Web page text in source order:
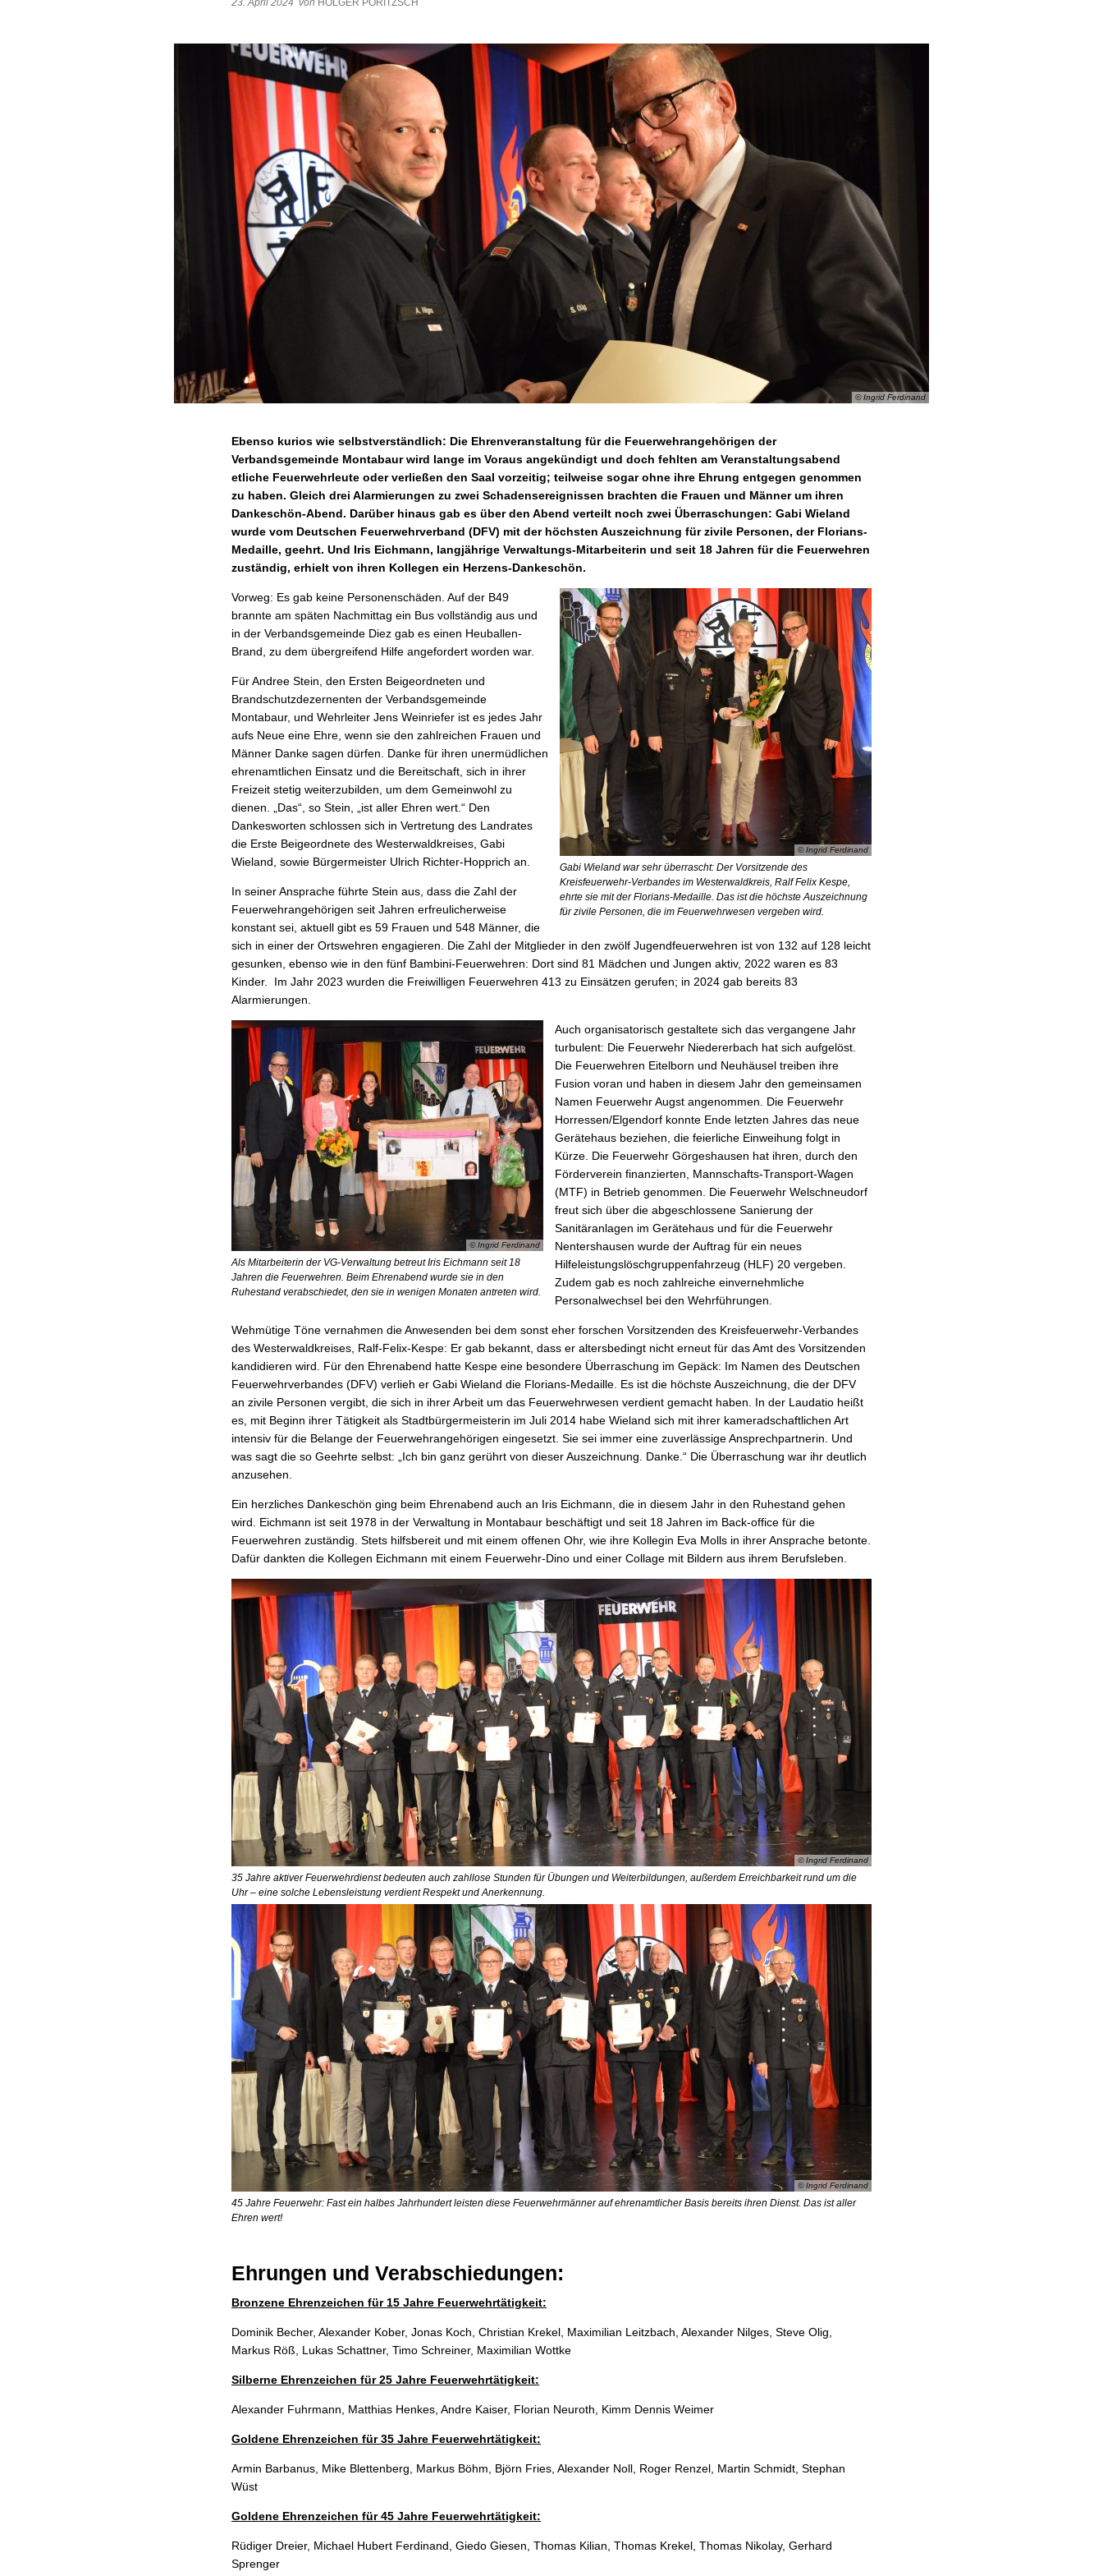
Termine Schadensmelder
Wasser & Abwasser
Beauftragte
Mobilität
23. April 2024 von HOLGER PÖRITZSCH
© Ingrid Ferdinand
Ebenso kurios wie selbstverständlich: Die Ehrenveranstaltung für die Feuerwehrangehörigen der
Verbandsgemeinde Montabaur wird lange im Voraus angekündigt und doch fehlten am Veranstaltungsabend
etliche Feuerwehrleute oder verließen den Saal vorzeitig; teilweise sogar ohne ihre Ehrung entgegen genommen
zu haben. Gleich drei Alarmierungen zu zwei Schadensereignissen brachten die Frauen und Männer um ihren
Dankeschön-Abend. Darüber hinaus gab es über den Abend verteilt noch zwei Überraschungen: Gabi Wieland
wurde vom Deutschen Feuerwehrverband (DFV) mit der höchsten Auszeichnung für zivile Personen, der Florians-
Medaille, geehrt. Und Iris Eichmann, langjährige Verwaltungs-Mitarbeiterin und seit 18 Jahren für die Feuerwehren
zuständig, erhielt von ihren Kollegen ein Herzens-Dankeschön.
© Ingrid Ferdinand
Gabi Wieland war sehr überrascht: Der Vorsitzende des
Kreisfeuerwehr-Verbandes im Westerwaldkreis, Ralf Felix Kespe,
ehrte sie mit der Florians-Medaille. Das ist die höchste Auszeichnung
für zivile Personen, die im Feuerwehrwesen vergeben wird.
Vorweg: Es gab keine Personenschäden. Auf der B49
brannte am späten Nachmittag ein Bus vollständig aus und
in der Verbandsgemeinde Diez gab es einen Heuballen-
Brand, zu dem übergreifend Hilfe angefordert worden war.
Für Andree Stein, den Ersten Beigeordneten und
Brandschutzdezernenten der Verbandsgemeinde
Montabaur, und Wehrleiter Jens Weinriefer ist es jedes Jahr
aufs Neue eine Ehre, wenn sie den zahlreichen Frauen und
Männer Danke sagen dürfen. Danke für ihren unermüdlichen
ehrenamtlichen Einsatz und die Bereitschaft, sich in ihrer
Freizeit stetig weiterzubilden, um dem Gemeinwohl zu
dienen. „Das“, so Stein, „ist aller Ehren wert.“ Den
Dankesworten schlossen sich in Vertretung des Landrates
die Erste Beigeordnete des Westerwaldkreises, Gabi
Wieland, sowie Bürgermeister Ulrich Richter-Hopprich an.
In seiner Ansprache führte Stein aus, dass die Zahl der
Feuerwehrangehörigen seit Jahren erfreulicherweise
konstant sei, aktuell gibt es 59 Frauen und 548 Männer, die
sich in einer der Ortswehren engagieren. Die Zahl der Mitglieder in den zwölf Jugendfeuerwehren ist von 132 auf 128 leicht
gesunken, ebenso wie in den fünf Bambini-Feuerwehren: Dort sind 81 Mädchen und Jungen aktiv, 2022 waren es 83
Kinder. Im Jahr 2023 wurden die Freiwilligen Feuerwehren 413 zu Einsätzen gerufen; in 2024 gab bereits 83
Alarmierungen.
© Ingrid Ferdinand
Als Mitarbeiterin der VG-Verwaltung betreut Iris Eichmann seit 18
Jahren die Feuerwehren. Beim Ehrenabend wurde sie in den
Ruhestand verabschiedet, den sie in wenigen Monaten antreten wird.
Auch organisatorisch gestaltete sich das vergangene Jahr
turbulent: Die Feuerwehr Niedererbach hat sich aufgelöst.
Die Feuerwehren Eitelborn und Neuhäusel treiben ihre
Fusion voran und haben in diesem Jahr den gemeinsamen
Namen Feuerwehr Augst angenommen. Die Feuerwehr
Horressen/Elgendorf konnte Ende letzten Jahres das neue
Gerätehaus beziehen, die feierliche Einweihung folgt in
Kürze. Die Feuerwehr Görgeshausen hat ihren, durch den
Förderverein finanzierten, Mannschafts-Transport-Wagen
(MTF) in Betrieb genommen. Die Feuerwehr Welschneudorf
freut sich über die abgeschlossene Sanierung der
Sanitäranlagen im Gerätehaus und für die Feuerwehr
Nentershausen wurde der Auftrag für ein neues
Hilfeleistungslöschgruppenfahrzeug (HLF) 20 vergeben.
Zudem gab es noch zahlreiche einvernehmliche
Personalwechsel bei den Wehrführungen.
Wehmütige Töne vernahmen die Anwesenden bei dem sonst eher forschen Vorsitzenden des Kreisfeuerwehr-Verbandes
des Westerwaldkreises, Ralf-Felix-Kespe: Er gab bekannt, dass er altersbedingt nicht erneut für das Amt des Vorsitzenden
kandidieren wird. Für den Ehrenabend hatte Kespe eine besondere Überraschung im Gepäck: Im Namen des Deutschen
Feuerwehrverbandes (DFV) verlieh er Gabi Wieland die Florians-Medaille. Es ist die höchste Auszeichnung, die der DFV
an zivile Personen vergibt, die sich in ihrer Arbeit um das Feuerwehrwesen verdient gemacht haben. In der Laudatio heißt
es, mit Beginn ihrer Tätigkeit als Stadtbürgermeisterin im Juli 2014 habe Wieland sich mit ihrer kameradschaftlichen Art
intensiv für die Belange der Feuerwehrangehörigen eingesetzt. Sie sei immer eine zuverlässige Ansprechpartnerin. Und
was sagt die so Geehrte selbst: „Ich bin ganz gerührt von dieser Auszeichnung. Danke.“ Die Überraschung war ihr deutlich
anzusehen.
Ein herzliches Dankeschön ging beim Ehrenabend auch an Iris Eichmann, die in diesem Jahr in den Ruhestand gehen
wird. Eichmann ist seit 1978 in der Verwaltung in Montabaur beschäftigt und seit 18 Jahren im Back-office für die
Feuerwehren zuständig. Stets hilfsbereit und mit einem offenen Ohr, wie ihre Kollegin Eva Molls in ihrer Ansprache betonte.
Dafür dankten die Kollegen Eichmann mit einem Feuerwehr-Dino und einer Collage mit Bildern aus ihrem Berufsleben.
© Ingrid Ferdinand
35 Jahre aktiver Feuerwehrdienst bedeuten auch zahllose Stunden für Übungen und Weiterbildungen, außerdem Erreichbarkeit rund um die
Uhr – eine solche Lebensleistung verdient Respekt und Anerkennung.
© Ingrid Ferdinand
45 Jahre Feuerwehr: Fast ein halbes Jahrhundert leisten diese Feuerwehrmänner auf ehrenamtlicher Basis bereits ihren Dienst. Das ist aller
Ehren wert!
Ehrungen und Verabschiedungen:
Bronzene Ehrenzeichen für 15 Jahre Feuerwehrtätigkeit:
Dominik Becher, Alexander Kober, Jonas Koch, Christian Krekel, Maximilian Leitzbach, Alexander Nilges, Steve Olig,
Markus Röß, Lukas Schattner, Timo Schreiner, Maximilian Wottke
Silberne Ehrenzeichen für 25 Jahre Feuerwehrtätigkeit:
Alexander Fuhrmann, Matthias Henkes, Andre Kaiser, Florian Neuroth, Kimm Dennis Weimer
Goldene Ehrenzeichen für 35 Jahre Feuerwehrtätigkeit:
Armin Barbanus, Mike Blettenberg, Markus Böhm, Björn Fries, Alexander Noll, Roger Renzel, Martin Schmidt, Stephan
Wüst
Goldene Ehrenzeichen für 45 Jahre Feuerwehrtätigkeit:
Rüdiger Dreier, Michael Hubert Ferdinand, Giedo Giesen, Thomas Kilian, Thomas Krekel, Thomas Nikolay, Gerhard
Sprenger